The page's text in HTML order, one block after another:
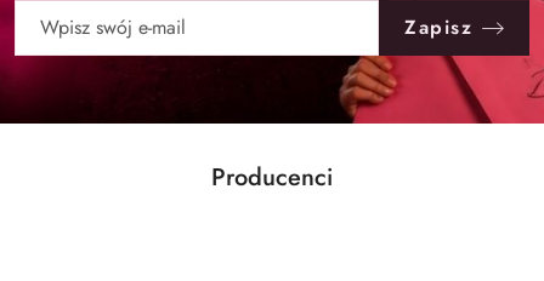
Zapisz
Pomiń karuzelę producentów
Producenci